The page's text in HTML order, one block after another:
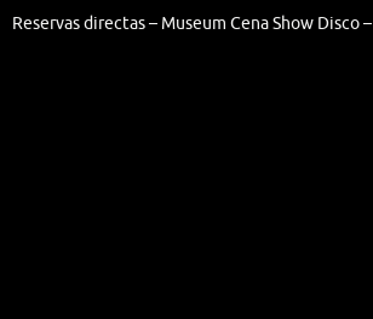
Reservas directas – Museum Cena Show Disco –